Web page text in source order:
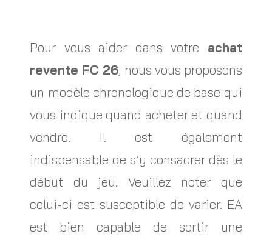
Pour vous aider dans votre achat
revente FC 26, nous vous proposons
un modèle chronologique de base qui
vous indique quand acheter et quand
vendre. Il est également
indispensable de s’y consacrer dès le
début du jeu. Veuillez noter que
celui-ci est susceptible de varier. EA
est bien capable de sortir une